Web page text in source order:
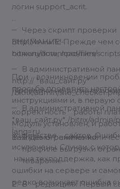
логин support_acrit.
ВНИМАНИЕ! Прежде чем
пожалуйста, прочтите
При возникновении
просьба проверить
инструкциями и, в первую
корректность работы
Модуль установлен, и
количестве сайтов.
исключены. Случаи, с
наша техподдержка, как
ошибки на сервере и
редко возникает ошибка
Через скрипт
http://www.1c-
bitrix.ru/download/files/
В административной
http:// *ваш_сайт.ру*
/bitrix/admin/
В административной
*ваш_сайт.ру* /bitrix/
lang=ru
Проверки не должны
Важные ограничения!
В Демо-режиме
профиле выгрузки
товарами.
В редакциях Первый